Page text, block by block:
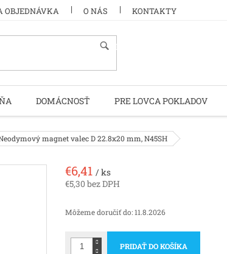
OBJEDNÁVKA O NÁS KONTAKTY
HĽADAŤ
DOMÁCNOSŤ PRE LOVCA POKLADOV
magnet valec D 22.8x20 mm, N45SH
€6,41 / ks
€5,30 bez DPH
cena:
Môžeme doručiť do:11.8.2026
PRIDAŤ DO KOŠÍKA